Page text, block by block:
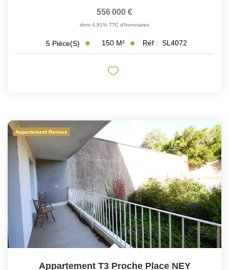
556 000 €
dont 4,91% TTC d'honoraires
5 Pièce(s) 150 M² Réf : SL4072
Appartement Renove
Appartement T3 Proche Place NEY